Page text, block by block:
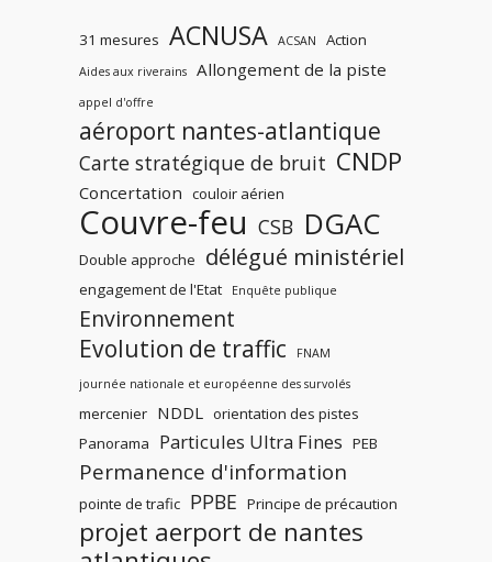
31 mesures ACNUSA ACSAN Action
Aides aux riverains Allongement de la piste
appel d'offre
aéroport nantes-atlantique
Carte stratégique de bruit CNDP
Concertation couloir aérien
Couvre-feu CSB DGAC
Double approche délégué ministériel
engagement de l'Etat Enquête publique
Environnement
Evolution de traffic
FNAM
journée nationale et européenne des survolés
mercenier NDDL orientation des pistes
Panorama
Particules Ultra Fines PEB
Permanence d'information
pointe de trafic PPBE Principe de précaution
projet aerport de nantes